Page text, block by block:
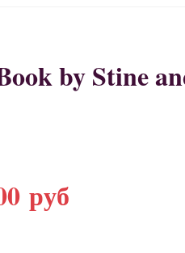
by Stine
руб